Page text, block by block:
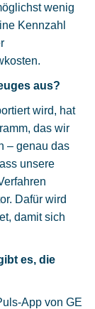
wenig
Kennzahl
aus?
wird, hat
das wir
– genau das
unsere
Dafür wird
damit sich
es, die
App von GE